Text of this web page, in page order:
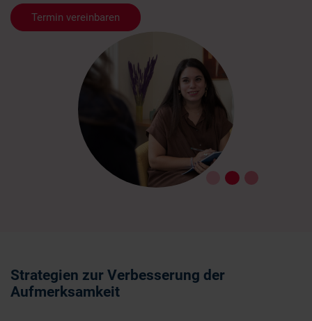
Termin vereinbaren
Strategien zur Verbesserung der
Aufmerksamkeit